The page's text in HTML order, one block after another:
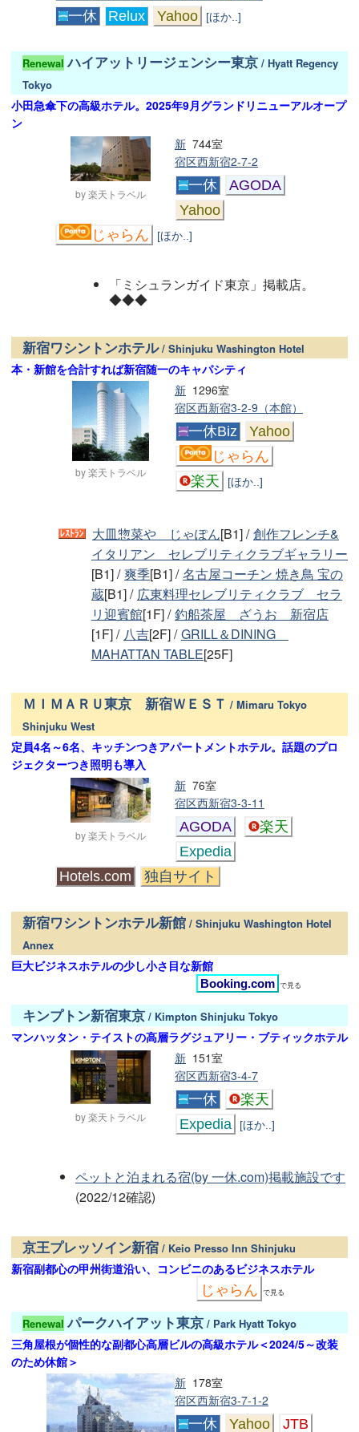
一休
Relux Yahoo [ほか..]
Renewal ハイアットリージェンシー東京 / Hyatt Regency
Tokyo
小田急傘下の高級ホテル。2025年9月グランドリニューアルオープ
ン
by 楽天トラベル
744室
新
宿区西新宿2-7-2
一休
AGODA
Yahoo
じゃらん
[ほか..]
「ミシュランガイド東京」掲載店。
◆◆◆
新宿ワシントンホテル/ Shinjuku Washington Hotel
本・新館を合計すれば新宿随一のキャパシティ
by 楽天トラベル
1296室
新
宿区西新宿3-2-9（本館）
一休Biz
Yahoo
じゃらん
楽天
[ほか..]
大皿惣菜や じゃぽん[B1] /創作フレンチ&
イタリアン セレブリティクラブギャラリー
[B1] /爽季[B1] /名古屋コーチン 焼き鳥 宝の
蔵[B1] / 広東料理セレブリティクラブ セラ
リ迎賓館[1F] /釣船茶屋 ざうお 新宿店
[1F] / 八吉[2F] /GRILL＆DINING
MAHATTAN TABLE[25F]
ＭＩＭＡＲＵ東京 新宿ＷＥＳＴ / Mimaru Tokyo
Shinjuku West
定員4名～6名、キッチンつきアパートメントホテル。話題のプロ
ジェクターつき照明も導入
by 楽天トラベル
76室
新
宿区西新宿3-3-11
AGODA
楽天
Expedia
Hotels.com
独自サイト
新宿ワシントンホテル新館 / Shinjuku Washington Hotel
Annex
巨大ビジネスホテルの少し小さ目な新館
Booking.com で見る
キンプトン新宿東京 / Kimpton Shinjuku Tokyo
マンハッタン・テイストの高層ラグジュアリー・ブティックホテル
by 楽天トラベル
151室
新
宿区西新宿3-4-7
一休
楽天
Expedia
[ほか..]
ペットと泊まれる宿(by 一休.com)掲載施設です
(2022/12確認)
京王プレッソイン新宿 / Keio Presso Inn Shinjuku
新宿副都心の甲州街道沿い、コンビニのあるビジネスホテル
じゃらん で見る
Renewal パークハイアット東京 / Park Hyatt Tokyo
三角屋根が個性的な副都心高層ビルの高級ホテル＜2024/5～改装
のため休館＞
178室
新
宿区西新宿3-7-1-2
一休
Yahoo JTB